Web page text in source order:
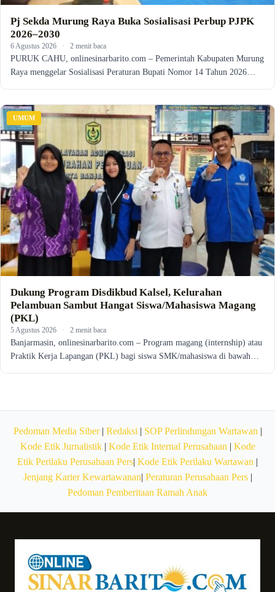
Pj Sekda Murung Raya Buka Sosialisasi Perbup PJPK
2026–2030
6 Agustus 2026 · 2 menit baca
PURUK CAHU, onlinesinarbarito.com – Pemerintah Kabupaten Murung
Raya menggelar Sosialisasi Peraturan Bupati Nomor 14 Tahun 2026…
UMUM
Dukung Program Disdikbud Kalsel, Kelurahan
Pelambuan Sambut Hangat Siswa/Mahasiswa Magang
(PKL)
5 Agustus 2026 · 2 menit baca
Banjarmasin, onlinesinarbarito.com – Program magang (internship) atau
Praktik Kerja Lapangan (PKL) bagi siswa SMK/mahasiswa di bawah…
Pedoman Media Siber| Redaksi | SOP Perlindungan Wartawan |
Kode Etik Jurnalistik| Kode Etik Internal Perusahaan | Kode
Etik Perilaku Perusahaan Pers| Kode Etik Perilaku Wartawan |
Jenjang Karier Kewartawanan| Peraturan Perusahaan Pers|
Pedoman Pemberitaan Ramah Anak